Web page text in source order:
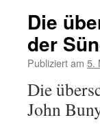
Die
der
Publiziert am 5.
Die
John